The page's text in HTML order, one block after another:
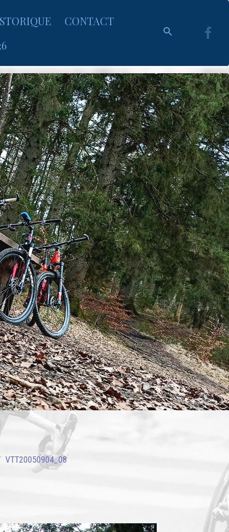
CONTACT
VTT20050904_08